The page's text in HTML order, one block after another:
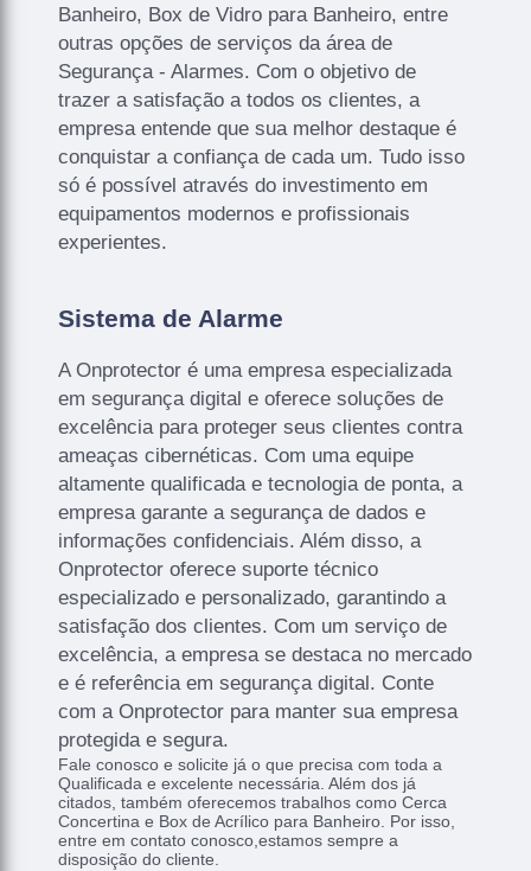
Banheiro, Box de Vidro para Banheiro, entre
outras opções de serviços da área de
Segurança - Alarmes. Com o objetivo de
trazer a satisfação a todos os clientes, a
empresa entende que sua melhor destaque é
conquistar a confiança de cada um. Tudo isso
só é possível através do investimento em
equipamentos modernos e profissionais
experientes.
Sistema de Alarme
A Onprotector é uma empresa especializada
em segurança digital e oferece soluções de
excelência para proteger seus clientes contra
ameaças cibernéticas. Com uma equipe
altamente qualificada e tecnologia de ponta, a
empresa garante a segurança de dados e
informações confidenciais. Além disso, a
Onprotector oferece suporte técnico
especializado e personalizado, garantindo a
satisfação dos clientes. Com um serviço de
excelência, a empresa se destaca no mercado
e é referência em segurança digital. Conte
com a Onprotector para manter sua empresa
protegida e segura.
Fale conosco e solicite já o que precisa com toda a
Qualificada e excelente necessária. Além dos já
citados, também oferecemos trabalhos como Cerca
Concertina e Box de Acrílico para Banheiro. Por isso,
entre em contato conosco,estamos sempre a
disposição do cliente.